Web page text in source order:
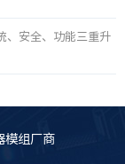
、安全、功能三重升
模组厂商